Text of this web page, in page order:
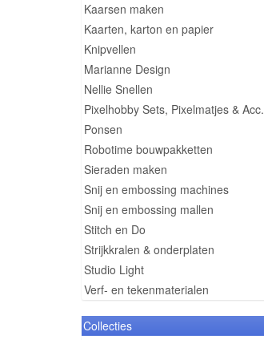
Kaarsen maken
Kaarten, karton en papier
Knipvellen
Marianne Design
Nellie Snellen
Pixelhobby Sets, Pixelmatjes & Acc.
Ponsen
Robotime bouwpakketten
Sieraden maken
Snij en embossing machines
Snij en embossing mallen
Stitch en Do
Strijkkralen & onderplaten
Studio Light
Verf- en tekenmaterialen
Collecties